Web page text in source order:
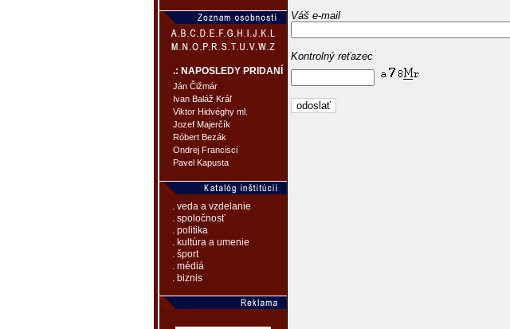
.: NAPOSLEDY PRIDANÍ
Ján Čižmár
Ivan Baláž Kráľ
Viktor Hidvéghy ml.
Jozef Majerčík
Róbert Bezák
Ondrej Francisci
Pavel Kapusta
. veda a vzdelanie
. spoločnosť
. politika
. kultúra a umenie
. šport
. médiá
. biznis
Váš e-mail
Kontrolný reťazec